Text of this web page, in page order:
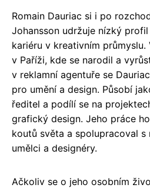
Romain Dauriac si i po
Johansson udržuje nízký
kariéru v kreativním
v Paříži, kde se narodil a
v reklamní agentuře se
pro umění a design. Působí
ředitel a podílí se na
grafický design. Jeho práce
koutů světa a spolupracoval s
umělci a designéry.
Ačkoliv se o jeho osobním